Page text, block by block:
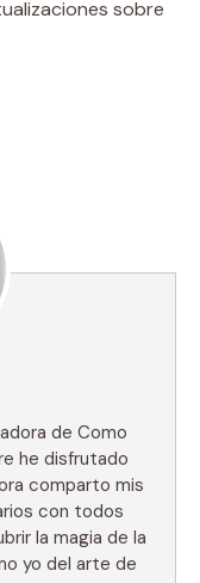
sobre
de Como
he disfrutado
comparto mis
con todos
la magia de la
yo del arte de